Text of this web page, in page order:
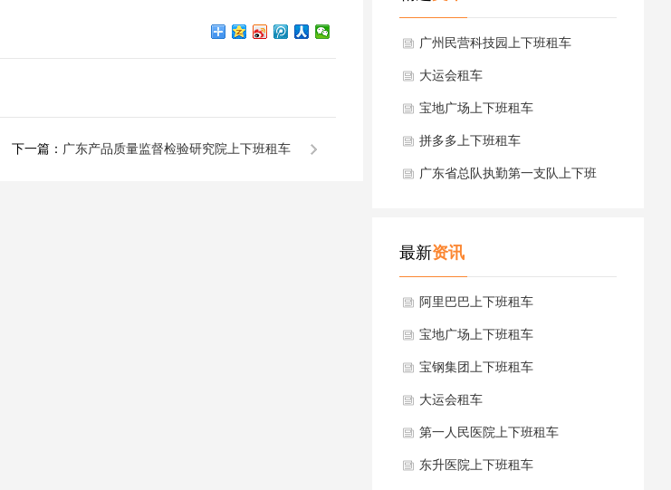
下一篇： 广东产品质量监督检验研究院上下班租车
广州民营科技园上下班租车
大运会租车
宝地广场上下班租车
拼多多上下班租车
广东省总队执勤第一支队上下班
最新资讯
阿里巴巴上下班租车
宝地广场上下班租车
宝钢集团上下班租车
大运会租车
第一人民医院上下班租车
东升医院上下班租车